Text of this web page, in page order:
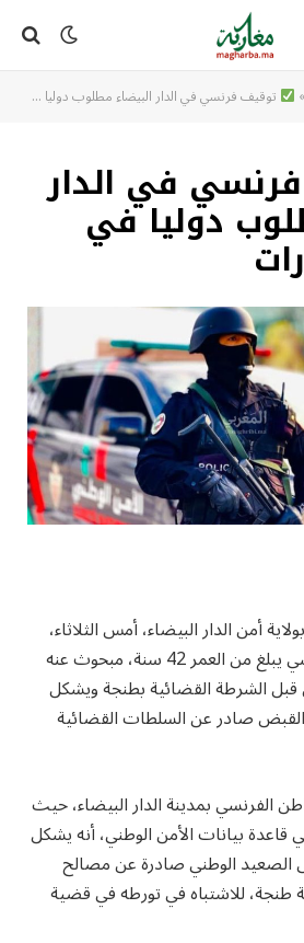
» توقيف فرنسي في الدار البيضاء مطلوب دوليا في قضايا مخدرات
في الدار
دوليا في
أمن الدار البيضاء، أمس الثلاثاء،
من توقيف مواطن فرنسي يبلغ من العمر 42 سنة، مبحوث عنه
الشرطة القضائية بطنجة ويشكل
القبض صادر عن السلطات القضائية
الفرنسي بمدينة الدار البيضاء، حيث
بيانات الأمن الوطني، أنه يشكل
الوطني صادرة عن مصالح
طنجة، للاشتباه في تورطه في قضية